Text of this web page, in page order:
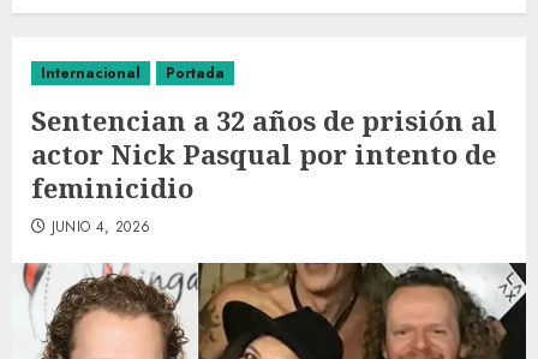
Internacional Portada
Sentencian a 32 años de prisión al
actor Nick Pasqual por intento de
feminicidio
JUNIO 4, 2026